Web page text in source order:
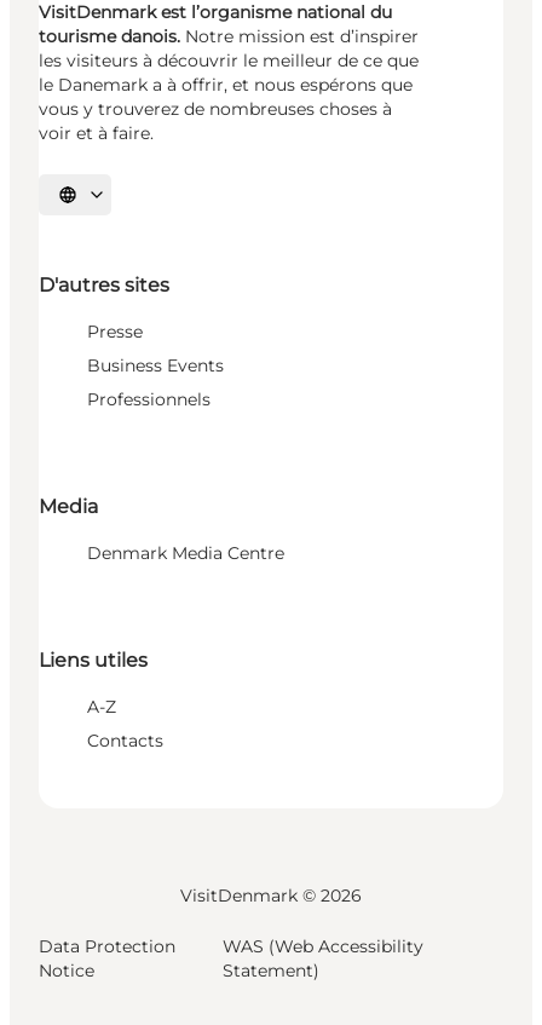
VisitDenmark est l’organisme national du
tourisme danois. Notre mission est d’inspirer
les visiteurs à découvrir le meilleur de ce que
le Danemark a à offrir, et nous espérons que
vous y trouverez de nombreuses choses à
voir et à faire.
Choisissez la langue
D'autres sites
Presse
Business Events
Professionnels
Media
Denmark Media Centre
Liens utiles
A-Z
Contacts
VisitDenmark © 2026
Data Protection
Notice
WAS (Web Accessibility
Statement)